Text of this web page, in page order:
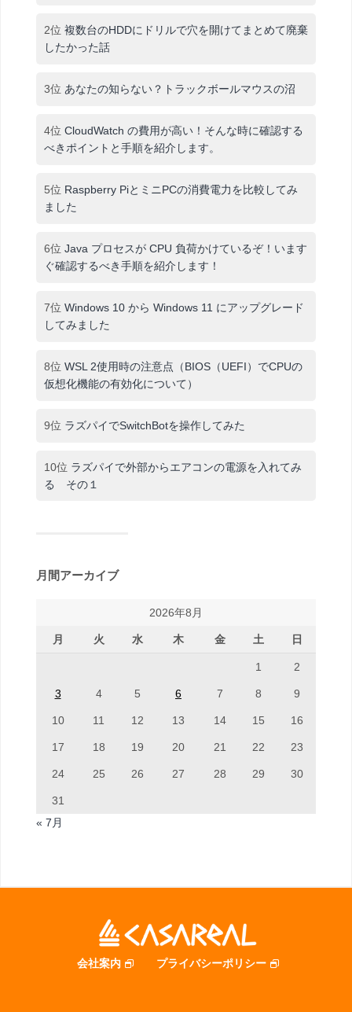
2位 複数台のHDDにドリルで穴を開けてまとめて廃棄
したかった話
3位 あなたの知らない？トラックボールマウスの沼
4位 CloudWatch の費用が高い！そんな時に確認する
べきポイントと手順を紹介します。
5位 Raspberry PiとミニPCの消費電力を比較してみ
ました
6位 Java プロセスが CPU 負荷かけているぞ！います
ぐ確認するべき手順を紹介します！
7位 Windows 10 から Windows 11 にアップグレード
してみました
8位 WSL 2使用時の注意点（BIOS（UEFI）でCPUの
仮想化機能の有効化について）
9位 ラズパイでSwitchBotを操作してみた
10位 ラズパイで外部からエアコンの電源を入れてみ
る その１
月間アーカイブ
2026年8月
月 火 水 木 金 土 日
1 2
3 4 5 6 7 8 9
10 11 12 13 14 15 16
17 18 19 20 21 22 23
24 25 26 27 28 29 30
31
« 7月
会社案内 プライバシーポリシー